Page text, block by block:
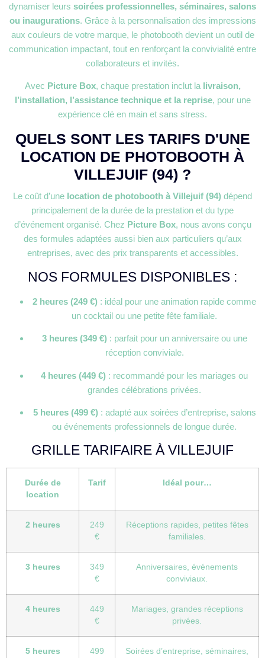
dynamiser leurs soirées professionnelles, séminaires, salons
ou inaugurations. Grâce à la personnalisation des impressions
aux couleurs de votre marque, le photobooth devient un outil de
communication impactant, tout en renforçant la convivialité entre
collaborateurs et invités.
Avec Picture Box, chaque prestation inclut la livraison,
l’installation, l’assistance technique et la reprise, pour une
expérience clé en main et sans stress.
QUELS SONT LES TARIFS D'UNE
LOCATION DE PHOTOBOOTH À
VILLEJUIF (94) ?
Le coût d’une location de photobooth à Villejuif (94) dépend
principalement de la durée de la prestation et du type
d’événement organisé. Chez Picture Box, nous avons conçu
des formules adaptées aussi bien aux particuliers qu’aux
entreprises, avec des prix transparents et accessibles.
NOS FORMULES DISPONIBLES :
2 heures (249 €) : idéal pour une animation rapide comme
un cocktail ou une petite fête familiale.
3 heures (349 €): parfait pour un anniversaire ou une
réception conviviale.
4 heures (449 €) : recommandé pour les mariages ou
grandes célébrations privées.
5 heures (499 €): adapté aux soirées d’entreprise, salons
ou événements professionnels de longue durée.
GRILLE TARIFAIRE À VILLEJUIF
Durée de
location
Tarif Idéal pour…
2 heures
249
€
Réceptions rapides, petites fêtes
familiales.
3 heures
349
€
Anniversaires, événements
conviviaux.
4 heures
449
€
Mariages, grandes réceptions
privées.
5 heures
499
Soirées d’entreprise, séminaires,